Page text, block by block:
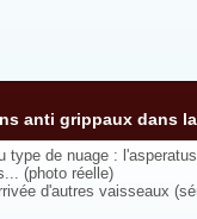
anti grippaux dans
: l'asperatus,
(photo
d'autres vaisseaux